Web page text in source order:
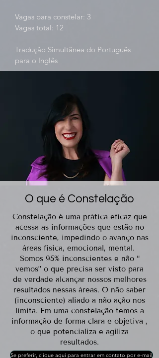
Vagas para constelar: 3
Vagas total: 12
Tradução Simultânea do Português
para o Inglês
O que é Constelação
Constelação é uma prática eficaz que
acessa as informações que estão no
inconsciente, impedindo o avanço nas
áreas física, emocional, mental.
Somos 95% inconscientes e não “
vemos” o que precisa ser visto para
de verdade alcançar nossos melhores
resultados nessas áreas. O não saber
(inconsciente) aliado a não ação nos
limita. Em uma constelação temos a
informação de forma clara e objetiva ,
o que potencializa e agiliza
resultados.
Se preferir, clique aqui para entrar em contato por e-mail